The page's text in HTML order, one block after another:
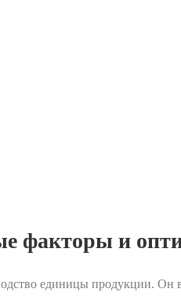
факторы и
единицы продукции. Он